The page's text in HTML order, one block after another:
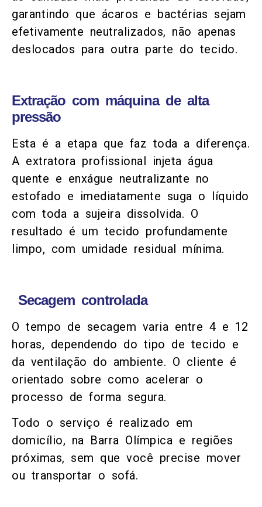
garantindo que ácaros e bactérias sejam
efetivamente neutralizados, não apenas
deslocados para outra parte do tecido.
Extração com máquina de alta
pressão
Esta é a etapa que faz toda a diferença.
A extratora profissional injeta água
quente e enxágue neutralizante no
estofado e imediatamente suga o líquido
com toda a sujeira dissolvida. O
resultado é um tecido profundamente
limpo, com umidade residual mínima.
Secagem controlada
O tempo de secagem varia entre 4 e 12
horas, dependendo do tipo de tecido e
da ventilação do ambiente. O cliente é
orientado sobre como acelerar o
processo de forma segura.
Todo o serviço é realizado em
domicílio, na Barra Olímpica e regiões
próximas, sem que você precise mover
ou transportar o sofá.